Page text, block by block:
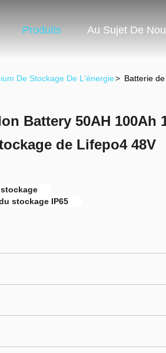
Produits Au Sujet De
De Stockage De L'énergie> Batterie
Battery 50AH 100Ah
de Lifepo4 48V
stockage IP65